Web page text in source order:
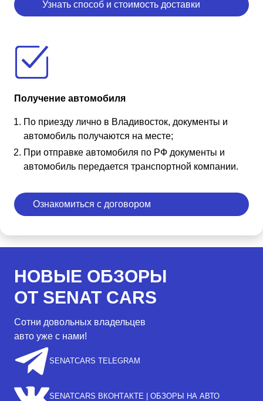
Узнать способ и стоимость доставки
Получение автомобиля
По приезду лично в Владивосток, документы и
автомобиль получаются на месте;
При отправке автомобиля по РФ документы и
автомобиль передается транспортной компании.
Ознакомиться с договором
НОВЫЕ ОБЗОРЫ
ОТ SENAT CARS
Сотни довольных владельцев
авто уже с нами!
SENATCARS TELEGRAM
SENATCARS ВКОНТАКТЕ | ОБЗОРЫ НА АВТО